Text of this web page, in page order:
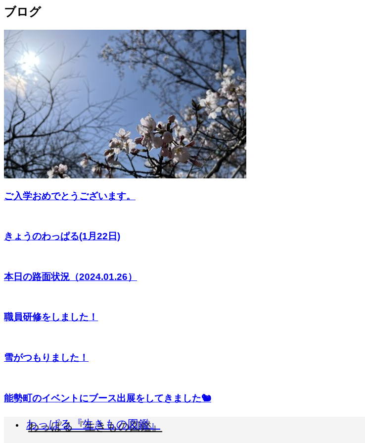
ブログ
ご入学おめでとうございます。
きょうのわっぱる(1月22日)
本日の路面状況（2024.01.26）
職員研修をしました！
雪がつもりました！
能勢町のイベントにブース出展をしてきました🐿
わっぱる『生きもの図鑑』